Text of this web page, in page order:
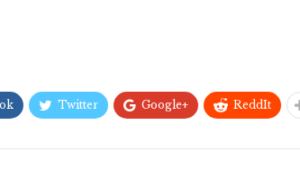
Twitter Google+ ReddIt